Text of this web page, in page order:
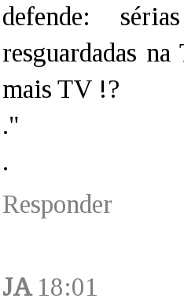
defende:
resguardadas
mais TV !?
."
.
Responder
JA 18:01